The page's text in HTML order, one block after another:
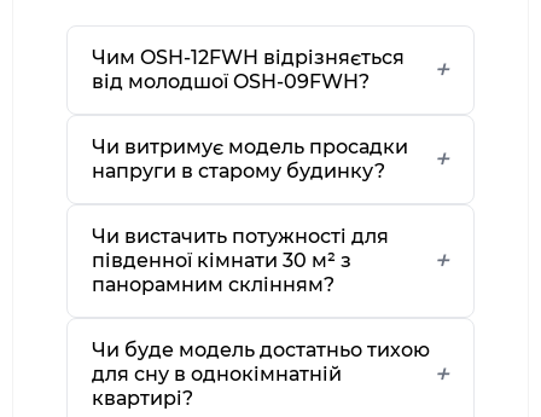
Чим OSH-12FWH відрізняється
від молодшої OSH-09FWH?
Чи витримує модель просадки
напруги в старому будинку?
Чи вистачить потужності для
південної кімнати 30 м² з
панорамним склінням?
Чи буде модель достатньо тихою
для сну в однокімнатній
квартирі?